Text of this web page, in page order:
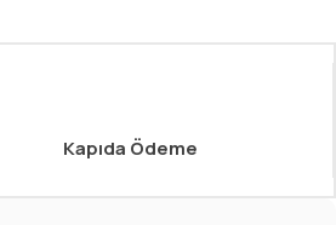
Kapıda Ödeme